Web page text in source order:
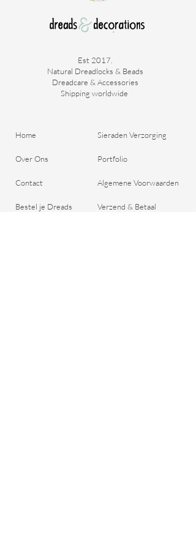
Est 2017.
Natural Dreadlocks & Beads
Dreadcare & Accessories
Shipping worldwide ​
Home
Over Ons
Contact
Bestel je Dreads
Sieraden Verzorging
Portfolio
Algemene Voorwaarden
Verzend & Betaal